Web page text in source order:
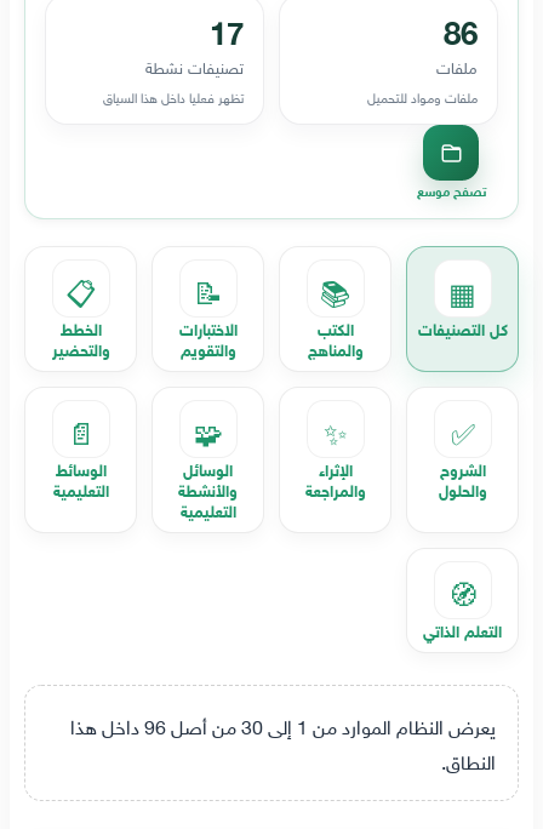
86
ملفات
ملفات ومواد للتحميل
17
تصنيفات نشطة
تظهر فعليا داخل هذا السياق
تصفح موسع
▦
كل التصنيفات
📚
الكتب
والمناهج
📝
الاختبارات
والتقويم
📋
الخطط
والتحضير
✅
الشروح
والحلول
✨
الإثراء
والمراجعة
🧩
الوسائل
والأنشطة
التعليمية
📄
الوسائط
التعليمية
🧭
التعلم الذاتي
يعرض النظام الموارد من 1 إلى 30 من أصل 96 داخل هذا
النطاق.